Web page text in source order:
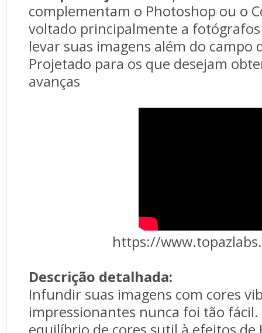
complementam o Photoshop ou o
voltado principalmente a
levar suas imagens além do
Projetado para os que desejam
avanças
https://
Descrição detalhada:
Infundir suas imagens com cores
impressionantes nunca foi tão fácil.